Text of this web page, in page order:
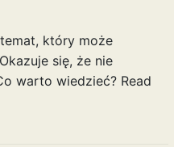
który może
się, że nie
warto wiedzieć? Read